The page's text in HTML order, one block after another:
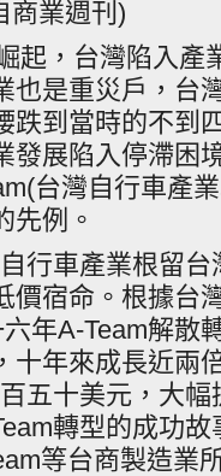
商業週刊)
起，台灣陷入產
也是重災戶，台
跌到當時的不到
發展陷入停滯困
台灣自行車產
先例。
行車產業根留
價宿命。根據台
年A-Team解散
十年來成長近兩
五十美元，大
轉型的成功
等台商製造業